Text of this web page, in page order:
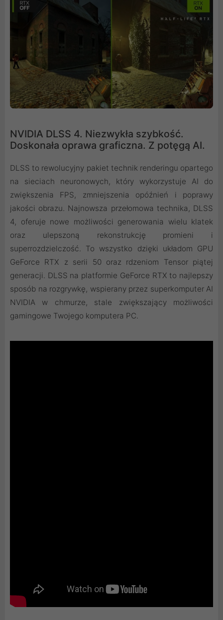
NVIDIA DLSS 4. Niezwykła szybkość.
Doskonała oprawa graficzna. Z potęgą AI.
DLSS to rewolucyjny pakiet technik renderingu opartego
na sieciach neuronowych, który wykorzystuje AI do
zwiększenia FPS, zmniejszenia opóźnień i poprawy
jakości obrazu. ‌Najnowsza przełomowa technika, DLSS
4, oferuje nowe możliwości generowania wielu klatek
oraz ulepszoną rekonstrukcję promieni i
superrozdzielczość. To wszystko dzięki układom GPU
GeForce RTX z serii 50 oraz rdzeniom Tensor piątej
generacji. DLSS na platformie GeForce RTX to najlepszy
sposób na rozgrywkę, wspierany przez superkomputer AI
NVIDIA w chmurze, stale zwiększający możliwości
gamingowe Twojego komputera PC.